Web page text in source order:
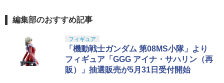
編集部のおすすめ記事
フィギュア
「機動戦士ガンダム 第08MS小隊」より
フィギュア「GGG アイナ・サハリン（再
販）」抽選販売が5月31日受付開始